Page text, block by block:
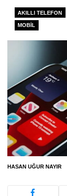
AKILLI TELEFON
MOBIL
HASAN UĞUR NAYIR